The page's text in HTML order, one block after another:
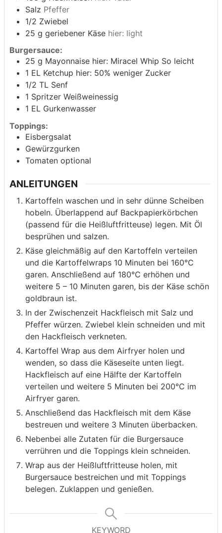
Salz Pfeffer
1/2 Zwiebel
25 g geriebener Käse hier: light
Burgersauce:
25 g Mayonnaise hier: Miracel Whip So leicht
1 EL Ketchup hier: 50% weniger Zucker
1/2 TL Senf
1 Spritzer Weißweinessig
1 EL Gurkenwasser
Toppings:
Eisbergsalat
Gewürzgurken
Tomaten optional
ANLEITUNGEN
Kartoffeln waschen und in sehr dünne Scheiben
hobeln. Überlappend auf Backpapierkörbchen
(passend für die Heißluftfritteuse) legen. Mit Öl
besprühen und salzen.
Käse gleichmäßig auf den Kartoffeln verteilen
und die Kartoffelwraps 10 Minuten bei 160°C
garen. Anschließend auf 180°C erhöhen und
weitere 5 – 10 Minuten garen, bis der Käse schön
goldbraun ist.
In der Zwischenzeit Hackfleisch mit Salz und
Pfeffer würzen. Zwiebel klein schneiden und mit
den Hackfleisch verkneten.
Kartoffel Wrap aus dem Airfryer holen und
wenden, so dass die Käseseite unten liegt.
Hackfleisch auf eine Hälfte der Kartoffeln
verteilen und weitere 5 Minuten bei 200°C im
Airfryer garen.
Anschließend das Hackfleisch mit dem Käse
bestreuen und weitere 3 Minuten überbacken.
Nebenbei alle Zutaten für die Burgersauce
verrühren und die Toppings klein schneiden.
Wrap aus der Heißluftfritteuse holen, mit
Burgersauce bestreichen und mit Toppings
belegen. Zuklappen und genießen.
KEYWORD